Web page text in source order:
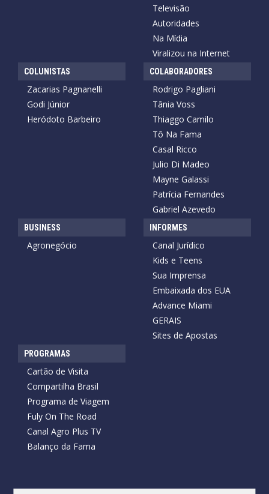
Televisão
Autoridades
Na Mídia
Viralizou na Internet
COLUNISTAS
Zacarias Pagnanelli
Godi Júnior
Heródoto Barbeiro
COLABORADORES
Rodrigo Pagliani
Tânia Voss
Thiaggo Camilo
Tô Na Fama
Casal Ricco
Julio Di Madeo
Mayne Galassi
Patrícia Fernandes
Gabriel Azevedo
BUSINESS
Agronegócio
INFORMES
Canal Jurídico
Kids e Teens
Sua Imprensa
Embaixada dos EUA
Advance Miami
GERAIS
Sites de Apostas
PROGRAMAS
Cartão de Visita
Compartilha Brasil
Programa de Viagem
Fuly On The Road
Canal Agro Plus TV
Balanço da Fama